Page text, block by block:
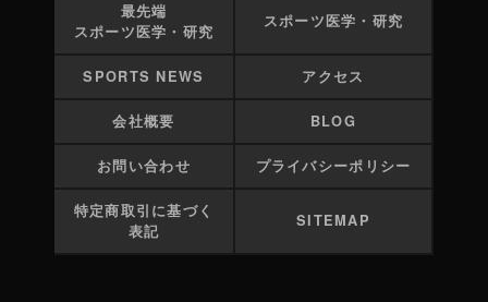
最先端
スポーツ医学・研究
スポーツ医学・研究
SPORTS NEWS アクセス
会社概要 BLOG
お問い合わせ プライバシーポリシー
特定商取引に基づく
表記
SITEMAP